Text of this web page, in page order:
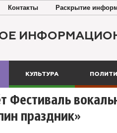
Контакты Раскрытие
КУЛЬТУРА
Фестиваль
праздник»